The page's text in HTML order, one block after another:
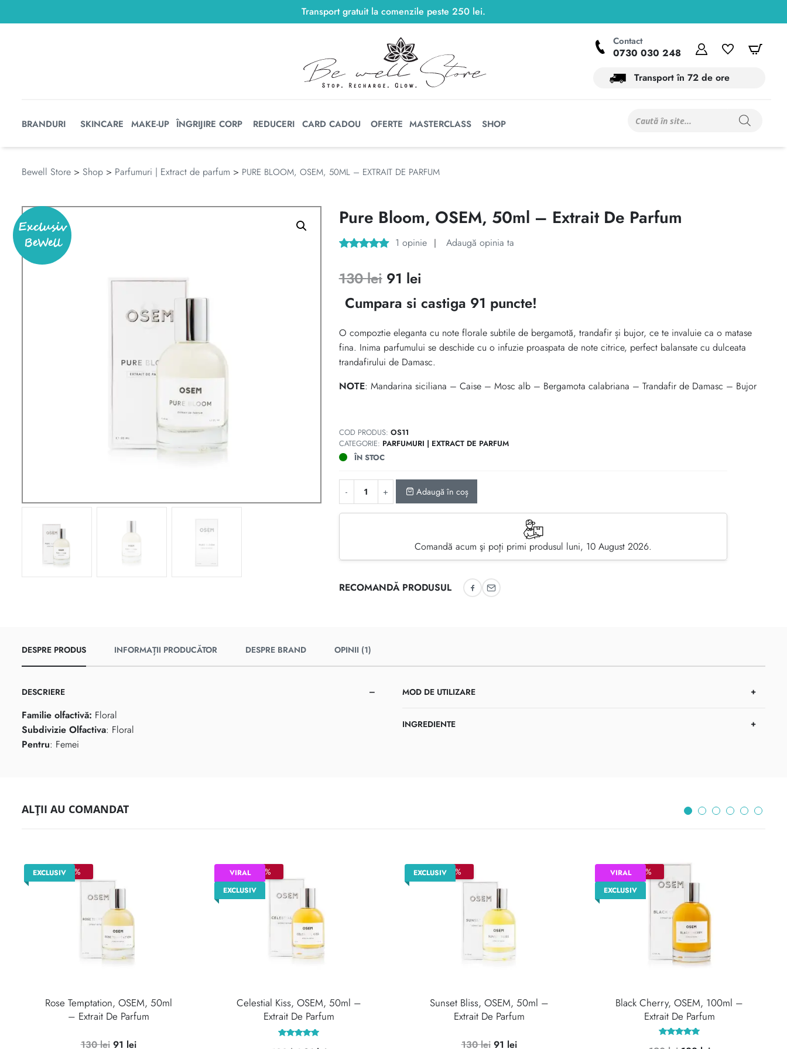
Transport gratuit la comenzile peste 250 lei.
250 lei
Contact
0730 030 248
Contul meuWishlist
Transport în 72 de ore
BRANDURI SKINCARE MAKE-UP ÎNGRIJIRE CORP REDUCERI CARD CADOU OFERTE MASTERCLASS SHOP
Products
Bewell Store > Shop > Parfumuri | Extract de parfum > PURE BLOOM, OSEM, 50ML – EXTRAIT DE PARFUM
Exclusiv
BeWell
Pure Bloom, OSEM, 50ml – Extrait De Parfum
baza unei
singure
1 opinie | Adaugă opinia ta
130lei Prețul
inițial
fost:
130 lei.
91 lei
curent
91 lei.
Cumpara si castiga 91 puncte!
O compoztie eleganta cu note florale subtile de bergamotă, trandafir și bujor, ce te invaluie ca o matase
fina. Inima parfumului se deschide cu o infuzie proaspata de note citrice, perfect balansate cu dulceata
trandafirului de Damasc.
NOTE: Mandarina siciliana – Caise – Mosc alb – Bergamota calabriana – Trandafir de Damasc – Bujor
COD PRODUS: OS11
CATEGORIE: PARFUMURI | EXTRACT DE PARFUM
ÎN STOC
Adaugă în coș
Comandă acum şi poţi primi produsul luni, 10 August 2026.
RECOMANDĂ PRODUSUL
Recomandă pe Facebook
Recomandă prin email
DESPRE PRODUS INFORMAȚII PRODUCĂTOR DESPRE BRAND OPINII (1)
DESCRIERE
Familie olfactivă: Floral
Subdivizie Olfactiva: Floral
Pentru: Femei
MOD DE UTILIZARE
INGREDIENTE
ALȚII AU COMANDAT
–30%
EXCLUSIV
Rose Temptation, OSEM, 50ml
– Extrait De Parfum
130lei Prețul
91 leiPrețul
–30%
VIRAL
EXCLUSIV
Celestial Kiss, OSEM, 50ml –
Extrait De Parfum
–30%
EXCLUSIV
Sunset Bliss, OSEM, 50ml –
Extrait De Parfum
130lei Prețul
91 leiPrețul
–30%
VIRAL
EXCLUSIV
Black Cherry, OSEM, 100ml –
Extrait De Parfum